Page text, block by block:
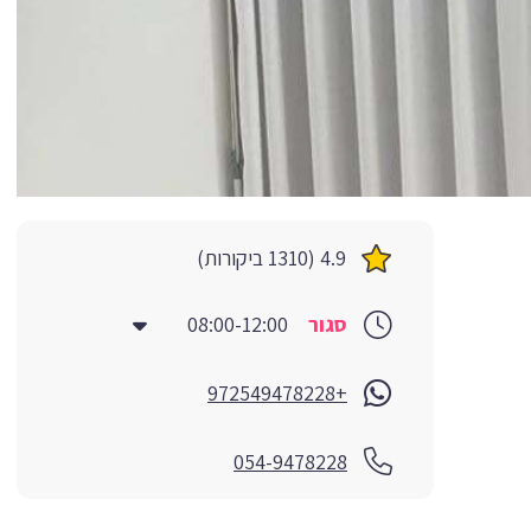
4.9 (1310 ביקורות)
סגור 08:00-12:00
+972549478228
054-9478228